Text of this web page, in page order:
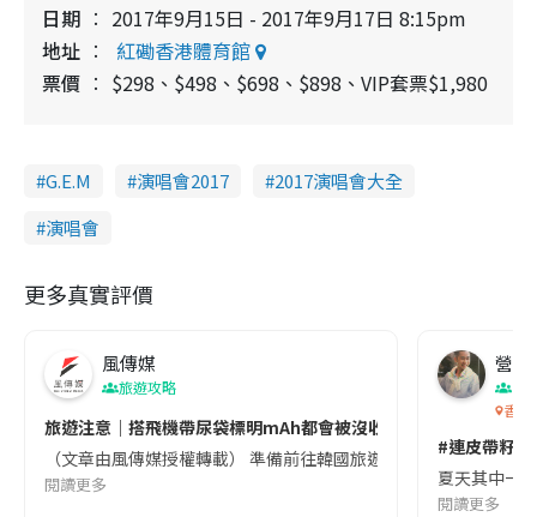
日期
2017年9月15日 - 2017年9月17日 8:15pm
地址
紅磡香港體育館
票價
$298、$498、$698、$898、VIP套票$1,980
G.E.M 演唱會2017
2017演唱會大全
演唱會
更多真實評價
風傳媒
旅遊攻略
旅遊注意｜搭飛機帶尿袋標明mAh都會被沒收😱出發前切記檢查
（文章由風傳媒授權轉載） 準備前往韓國旅遊的民眾，近期要
閱讀更多
營養
香港
#連皮帶籽
夏天其中一
閱讀更多